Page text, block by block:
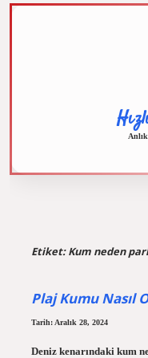
Etiket:Kum neden
Plaj Kumu Nasıl
Tarih: Aralık 28, 2024
Deniz kenarındaki kum